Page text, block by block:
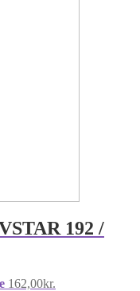
192 /
162,00kr.